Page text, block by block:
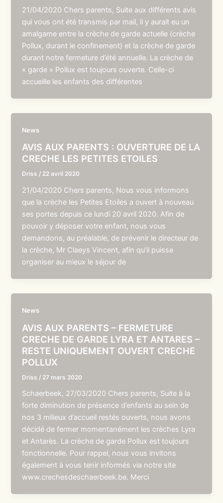
21/04/2020 Chers parents, Suite aux différents avis
qui vous ont été transmis par mail, il y aurait eu un
amalgame entre la crèche de garde actuelle (crèche
Pollux, durant le confinement) et la crèche de garde
durant notre fermeture d’été annuelle. La crèche de
« garde » Pollux est toujours ouverte. Celle-ci
accueille les enfants des différentes
News
AVIS AUX PARENTS : OUVERTURE DE LA
CRECHE LES PETITES ETOILES
Driss / 22 avril 2020
21/04/2020 Chers parents, Nous vous informons
que la crèche les Petites Etoiles a ouvert à nouveau
ses portes depuis ce lundi 20 avril 2020. Afin de
pouvoir y déposer votre enfant, nous vous
demandons, au préalable, de prévenir le directeur de
la crèche, Mr Claeys Vincent, afin qu’il puisse
organiser au mieux le séjour de
News
AVIS AUX PARENTS – FERMETURE
CRECHE DE GARDE LYRA ET ANTARES –
RESTE UNIQUEMENT OUVERT CRECHE
POLLUX
Driss / 27 mars 2020
Schaerbeek, 27/03/2020 Chers parents, Suite à la
forte diminution de présence d’enfants au sein de
nos 3 milieux d’accueil restés ouverts, nous avons
décidé de fermer momentanément les crèches Lyra
et Antarès. La crèche de garde Pollux est toujours
fonctionnelle. Pour rappel, nous vous invitons
également à vous tenir informés via notre site
www.crechesdeschaerbeek.be. Merci